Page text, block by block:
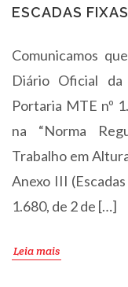
ESCADAS FIXAS
Comunicamos
Diário Oficial da
Portaria MTE nº
na “Norma
Trabalho em
Anexo III
1.680, de 2 de […]
Leia mais